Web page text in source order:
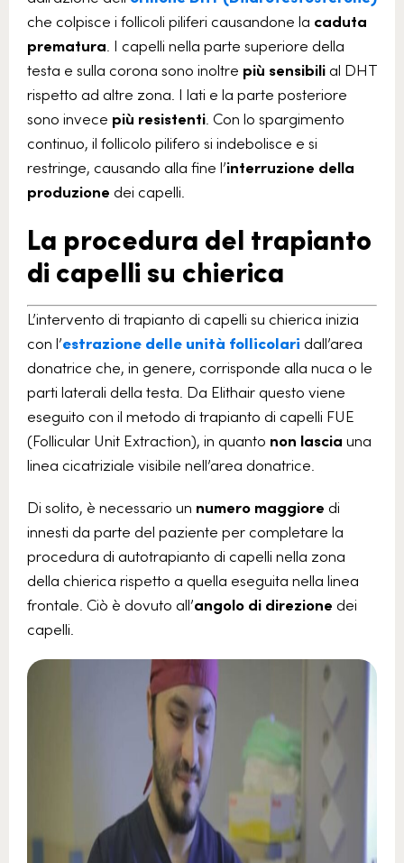
che colpisce i follicoli piliferi causandone la caduta
prematura . I capelli nella parte superiore della
testa e sulla corona sono inoltre più sensibilial DHT
rispetto ad altre zona. I lati e la parte posteriore
sono invece più resistenti . Con lo spargimento
continuo, il follicolo pilifero si indebolisce e si
restringe, causando alla fine l’interruzione della
produzione dei capelli.
La procedura del trapianto
di capelli su chierica
L’intervento di trapianto di capelli su chierica inizia
con l’estrazione delle unità follicolari dall’area
donatrice che, in genere, corrisponde alla nuca o le
parti laterali della testa. Da Elithair questo viene
eseguito con il metodo di trapianto di capelli FUE
(Follicular Unit Extraction), in quanto non lascia una
linea cicatriziale visibile nell’area donatrice.
Di solito, è necessario un numero maggiore di
innesti da parte del paziente per completare la
procedura di autotrapianto di capelli nella zona
della chierica rispetto a quella eseguita nella linea
frontale. Ciò è dovuto all’angolo di direzione dei
capelli.